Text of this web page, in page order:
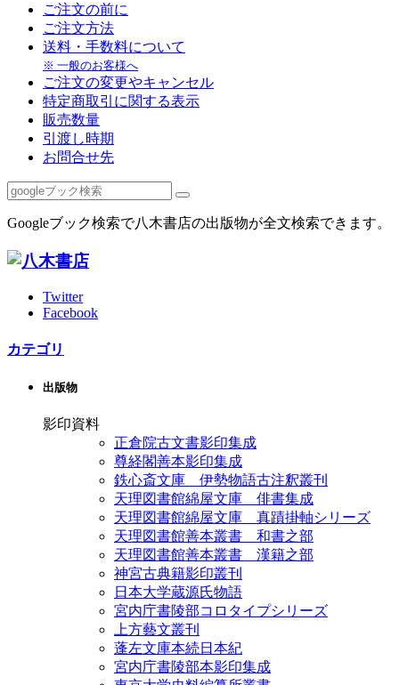
ご注文の前に
ご注文方法
送料・手数料について
※ 一般のお客様へ
ご注文の変更やキャンセル
特定商取引に関する表示
販売数量
引渡し時期
お問合せ先
Googleブック検索で八木書店の出版物が全文検索できます。
Twitter
Facebook
カテゴリ
出版物
影印資料
正倉院古文書影印集成
尊経閣善本影印集成
鉄心斎文庫 伊勢物語古注釈叢刊
天理図書館綿屋文庫 俳書集成
天理図書館綿屋文庫 真蹟掛軸シリーズ
天理図書館善本叢書 和書之部
天理図書館善本叢書 漢籍之部
神宮古典籍影印叢刊
日本大学蔵源氏物語
宮内庁書陵部コロタイプシリーズ
上方藝文叢刊
蓬左文庫本続日本紀
宮内庁書陵部本影印集成